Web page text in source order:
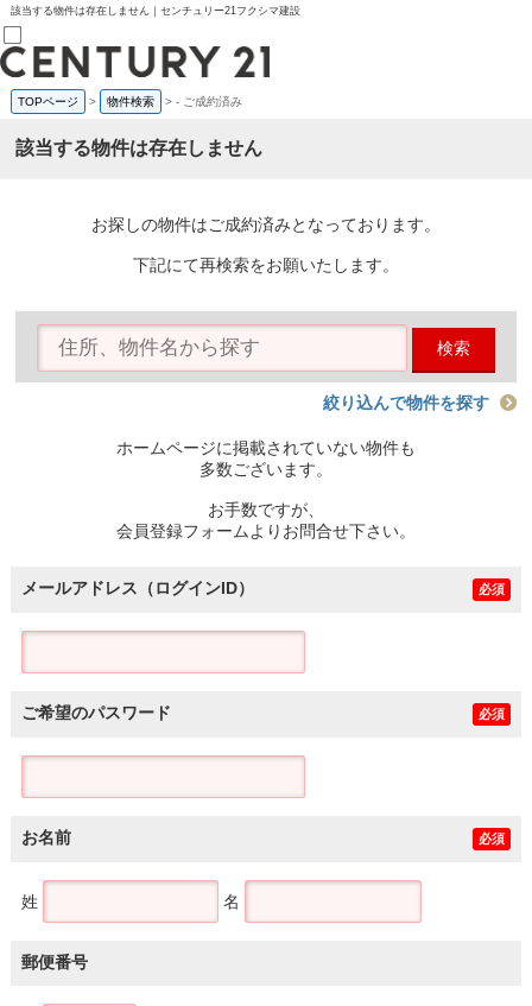
該当する物件は存在しません｜センチュリー21フクシマ建設
売買部
0120-800-844
賃貸部
会員メニュー
物件を探す
購入TOP
条件から探す
住宅ローン控除シミュレータ
TOPページ > 物件検索 >- ご成約済み
該当する物件は存在しません
お探しの物件はご成約済みとなっております。
下記にて再検索をお願いたします。
検索
絞り込んで物件を探す
ホームページに掲載されていない物件も
多数ございます。
お手数ですが、
会員登録フォームよりお問合せ下さい。
メールアドレス（ログインID） 必須
ご希望のパスワード 必須
お名前 必須
姓 名
郵便番号